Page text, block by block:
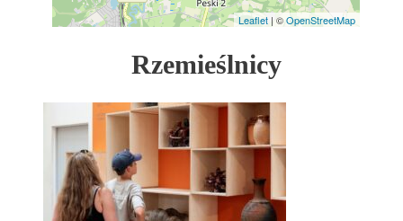
Leaflet | ©OpenStreetMap
Rzemieślnicy